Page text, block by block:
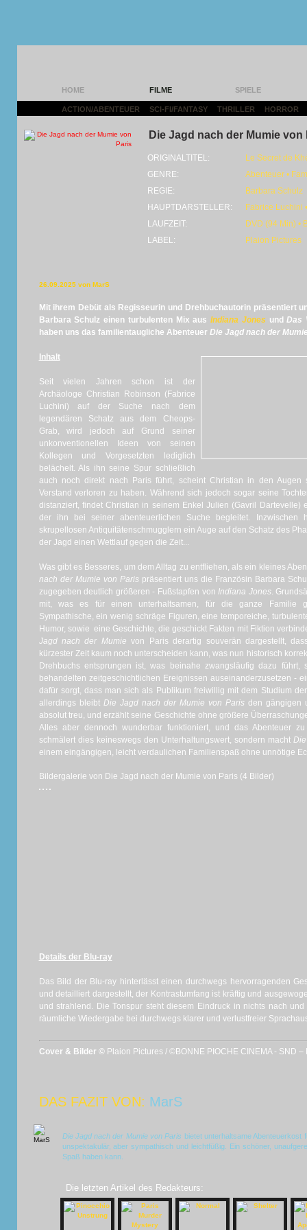
HOME FILME SPIELE
ACTION/ABENTEUER SCI-FI/FANTASY THRILLER HORROR
Die Jagd nach der Mumie von
ORIGINALTITEL:
Le Secret de
GENRE:
Abenteuer •
REGIE:
Barbara Schulz
HAUPTDARSTELLER:
Fabrice Luchini
LAUFZEIT:
DVD (94 Min) •
LABEL:
Plaion Pictures
26.09.2025 von MarS
Mit ihrem Debüt als Regisseurin und Drehbuchautorin präsentiert
Barbara Schulz einen turbulenten Mix ausIndiana Jones undDas
haben uns das familientaugliche Abenteuer Die Jagd nach der
Inhalt
Seit vielen Jahren schon ist der
Archäologe Christian Robinson (Fabrice
Luchini) auf der Suche nach dem
legendären Schatz aus dem Cheops-
Grab, wird jedoch auf Grund seiner
unkonventionellen Ideen von seinen
Kollegen und Vorgesetzten lediglich
belächelt. Als ihn seine Spur schließlich
auch noch direkt nach Paris führt, scheint Christian in den Augen
Verstand verloren zu haben. Während sich jedoch sogar seine
distanziert, findet Christian in seinem Enkel Julien (Gavril Dartevelle)
der ihn bei seiner abenteuerlichen Suche begleitet.
skrupellosen Antiquitätenschmugglern ein Auge auf den Schatz des
der Jagd einen Wettlauf gegen die Zeit...
Was gibt es Besseres, um dem Alltag zu entfliehen, als ein kleines
nach der Mumie von Parispräsentiert uns die Französin Barbara
zugegeben deutlich größeren - Fußstapfen von Indiana Jones.
mit, was es für einen unterhaltsamen, für die ganze Familie
Sympathische, ein wenig schräge Figuren, eine temporeiche,
Humor, sowie eine Geschichte, die geschickt Fakten mit Fiktion
Jagd nach der Mumie von Paris derartig souverän dargestellt,
kürzester Zeit kaum noch unterscheiden kann, was nun historisch
Drehbuchs entsprungen ist, was beinahe zwangsläufig dazu
behandelten zeitgeschichtlichen Ereignissen auseinanderzusetzen -
dafür sorgt, dass man sich als Publikum freiwillig mit dem Studium
allerdings bleibt Die Jagd nach der Mumie von Paris den gängigen
absolut treu, und erzählt seine Geschichte ohne größere
Alles aber dennoch wunderbar funktioniert, und das Abenteuer
schmälert dies keineswegs den Unterhaltungswert, sondern macht
einem eingängigen, leicht verdaulichen Familienspaß ohne unnötige
Bildergalerie von Die Jagd nach der Mumie von Paris (4 Bilder)
Details der Blu-ray
Das Bild der Blu-ray hinterlässt einen durchwegs hervorragenden
und detailliert dargestellt, der Kontrastumfang ist kräftig und
und strahlend. Die Tonspur steht diesem Eindruck in nichts nach
räumliche Wiedergabe bei durchwegs klarer und verlustfreier
Cover & Bilder © Plaion Pictures / ©BONNE PIOCHE CINEMA - SND –
DAS FAZIT VON: MarS
Die Jagd nach der Mumie von Paris bietet unterhaltsame Abenteuerkost
unspektakulär, aber sympathisch und leichtfüßig. Ein schöner,
Spaß haben kann.
Die letzten Artikel des Redakteurs: